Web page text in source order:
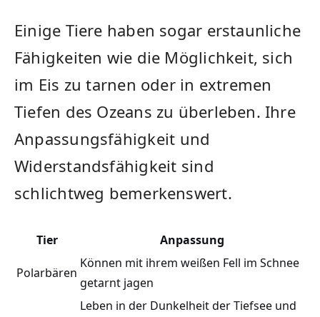
Einige Tiere ‍haben sogar erstaunliche⁢
Fähigkeiten wie die Möglichkeit, sich
im⁣ Eis zu tarnen oder in​ extremen
Tiefen des Ozeans zu überleben. Ihre
Anpassungsfähigkeit ⁢und⁣
Widerstandsfähigkeit ⁢sind‍
schlichtweg bemerkenswert.
Tier Anpassung
Polarbären
Können mit ⁤ihrem weißen Fell im Schnee
getarnt jagen
Leben in der Dunkelheit der Tiefsee⁢ und